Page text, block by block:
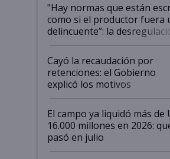
"Hay normas que están
como si el productor fuera
delincuente”: la
al Congreso Aapresid y
habló del financiamiento al
Cayó la recaudación por
retenciones: el Gobierno
explicó los motivos
El campo ya liquidó más de
16.000 millones en 2026:
pasó en julio